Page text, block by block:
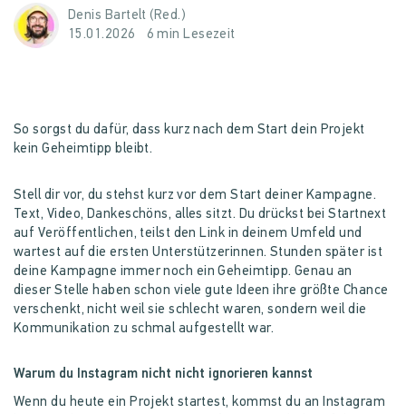
Denis Bartelt (Red.)
15.01.2026
6 min Lesezeit
So sorgst du dafür, dass kurz nach dem Start dein Projekt
kein Geheimtipp bleibt.
Stell dir vor, du stehst kurz vor dem Start deiner Kampagne.
Text, Video, Dankeschöns, alles sitzt. Du drückst bei Startnext
auf Veröffentlichen, teilst den Link in deinem Umfeld und
wartest auf die ersten Unterstützerinnen. Stunden später ist
deine Kampagne immer noch ein Geheimtipp. Genau an
dieser Stelle haben schon viele gute Ideen ihre größte Chance
verschenkt, nicht weil sie schlecht waren, sondern weil die
Kommunikation zu schmal aufgestellt war.
Warum du Instagram nicht nicht ignorieren kannst
Wenn du heute ein Projekt startest, kommst du an Instagram